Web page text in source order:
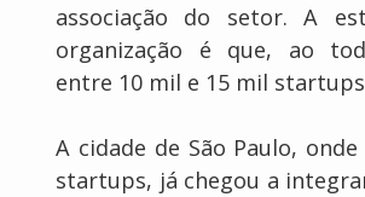
associação do setor. A
organização é que, ao
entre 10 mil e 15 mil
A cidade de São Paulo,
startups, já chegou a